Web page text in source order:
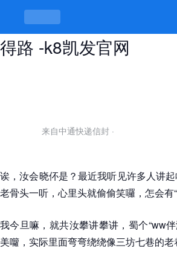
上海ww伴游日结1万，
得路 -k8凯发官网
来自中通快递信封 ·
诶，汝会晓伓是？最近我听见许多人讲
老骨头一听，心里头就偷偷笑囉，怎会
我今旦嘛，就共汝攀讲攀讲，蜀个“ww
美囖，实际里面弯弯绕绕像三坊七巷的